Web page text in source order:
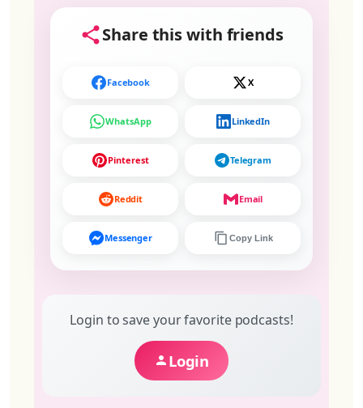
Share this with friends
Facebook X
WhatsApp LinkedIn
Pinterest Telegram
Reddit Email
Messenger Copy Link
Login to save your favorite podcasts!
Login